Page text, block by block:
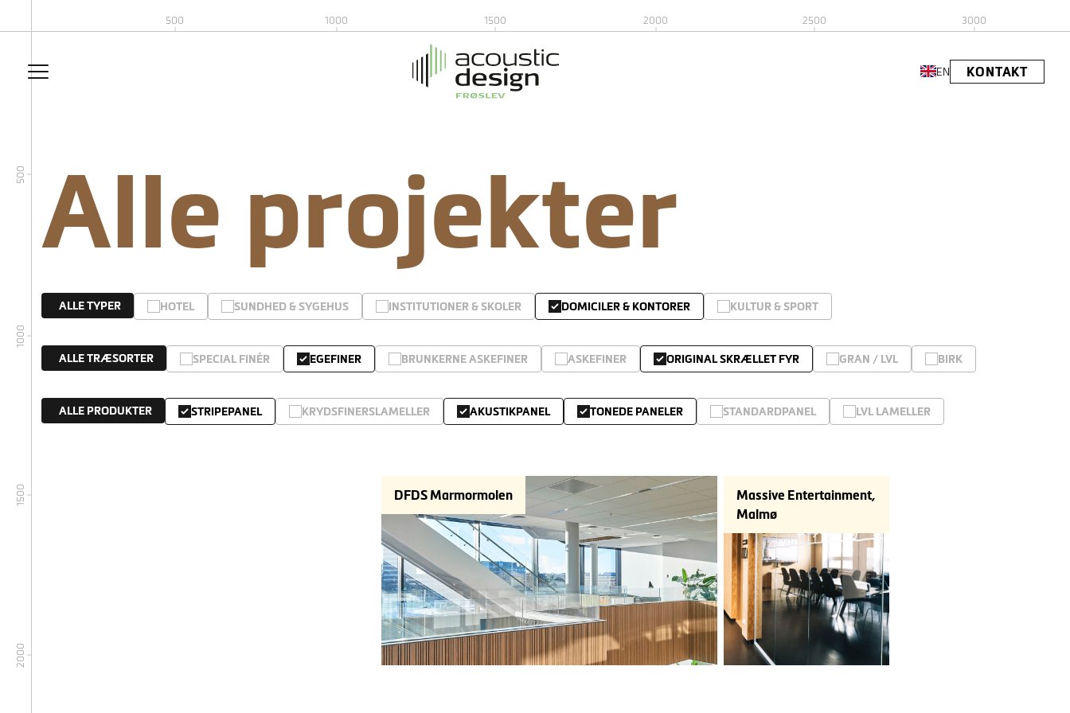
EN KONTAKT
500 1000 1500 2000 2500 3000
500
1000
1500
2000
Alle projekter
ALLE TYPER HOTEL SUNDHED & SYGEHUS INSTITUTIONER & SKOLER DOMICILER & KONTORER KULTUR & SPORT
ALLE TRÆSORTER SPECIAL FINÉR EGEFINER BRUNKERNE ASKEFINER ASKEFINER ORIGINAL SKRÆLLET FYR GRAN / LVL BIRK
ALLE PRODUKTER STRIPEPANEL KRYDSFINERSLAMELLER AKUSTIKPANEL TONEDE PANELER STANDARDPANEL LVL LAMELLER
DFDS Marmormolen
Massive Entertainment,
Malmø